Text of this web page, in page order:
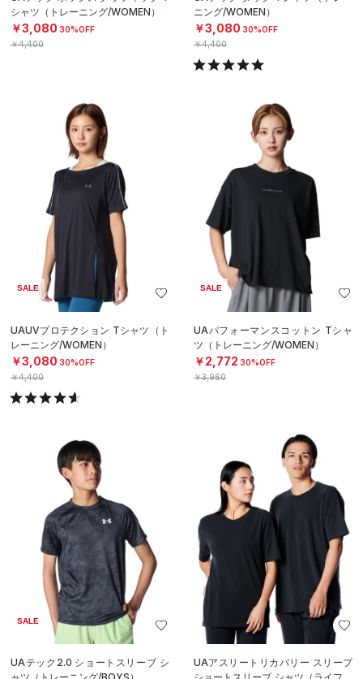
シャツ（トレーニング/WOMEN）
￥3,080 30%OFF
￥4,400
ニング/WOMEN）
￥3,080 30%OFF
￥4,400
SALE
UAUVプロテクション Tシャツ（ト
レーニング/WOMEN）
￥3,080 30%OFF
￥4,400
SALE
UAパフォーマンスコットン Tシャ
ツ（トレーニング/WOMEN）
￥2,772 30%OFF
￥3,960
SALE
UAテック2.0 ショートスリーブ シ
UAアスリートリカバリー スリープ